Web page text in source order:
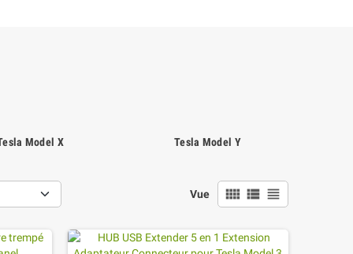
Model X Tesla Model Y
Vue view_comfy view_list view_headline